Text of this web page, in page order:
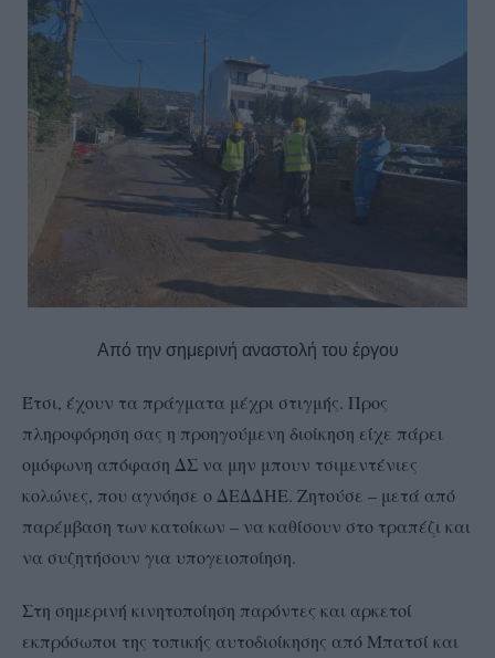
Από την σημερινή αναστολή του έργου
Έτσι, έχουν τα πράγματα μέχρι στιγμής. Προς
πληροφόρηση σας η προηγούμενη διοίκηση είχε πάρει
ομόφωνη απόφαση ΔΣ να μην μπουν τσιμεντένιες
κολώνες, που αγνόησε ο ΔΕΔΔΗΕ. Ζητούσε – μετά από
παρέμβαση των κατοίκων – να καθίσουν στο τραπέζι και
να συζητήσουν για υπογειοποίηση.
Στη σημερινή κινητοποίηση παρόντες και αρκετοί
εκπρόσωποι της τοπικής αυτοδιοίκησης από Μπατσί και